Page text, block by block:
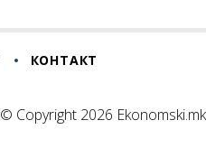
КОНТАКТ
© Copyright 2026 Ekonomski.mk